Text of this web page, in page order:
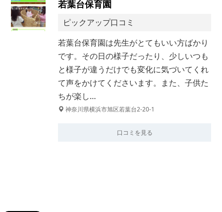
若葉台保育園
ピックアップ口コミ
若葉台保育園は先生がとてもいい方ばかり
です。その日の様子だったり、少しいつも
と様子が違うだけでも変化に気づいてくれ
て声をかけてくださいます。また、子供た
ちが楽し…
神奈川県横浜市旭区若葉台2-20-1
口コミを見る